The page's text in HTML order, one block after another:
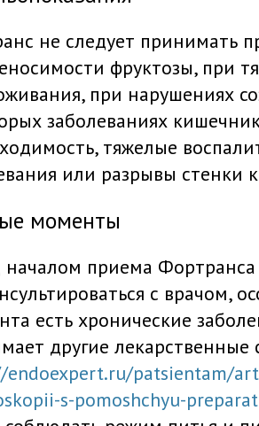
не следует принимать
фруктозы, при
при нарушениях
заболеваниях
тяжелые
или разрывы стенки
моменты
началом приема
с врачом,
есть хронические
другие лекарственные
endoexpert.ru/patsientam/
s-pomoshchyu-